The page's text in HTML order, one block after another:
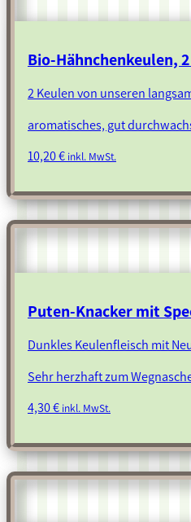
Bio-Hähnchenkeulen,
2 Keulen von unseren
aromatisches, gut
10,20€ inkl. MwSt.
Puten-Knacker mit
Dunkles Keulenfleisch mit
Sehr herzhaft zum
4,30€ inkl. MwSt.